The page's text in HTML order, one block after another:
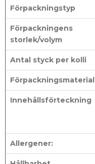
Förpackningstyp
Förpackningens
storlek/volym
Antal styck per kolli
Förpackningsmaterial
Innehållsförteckning
Allergener: